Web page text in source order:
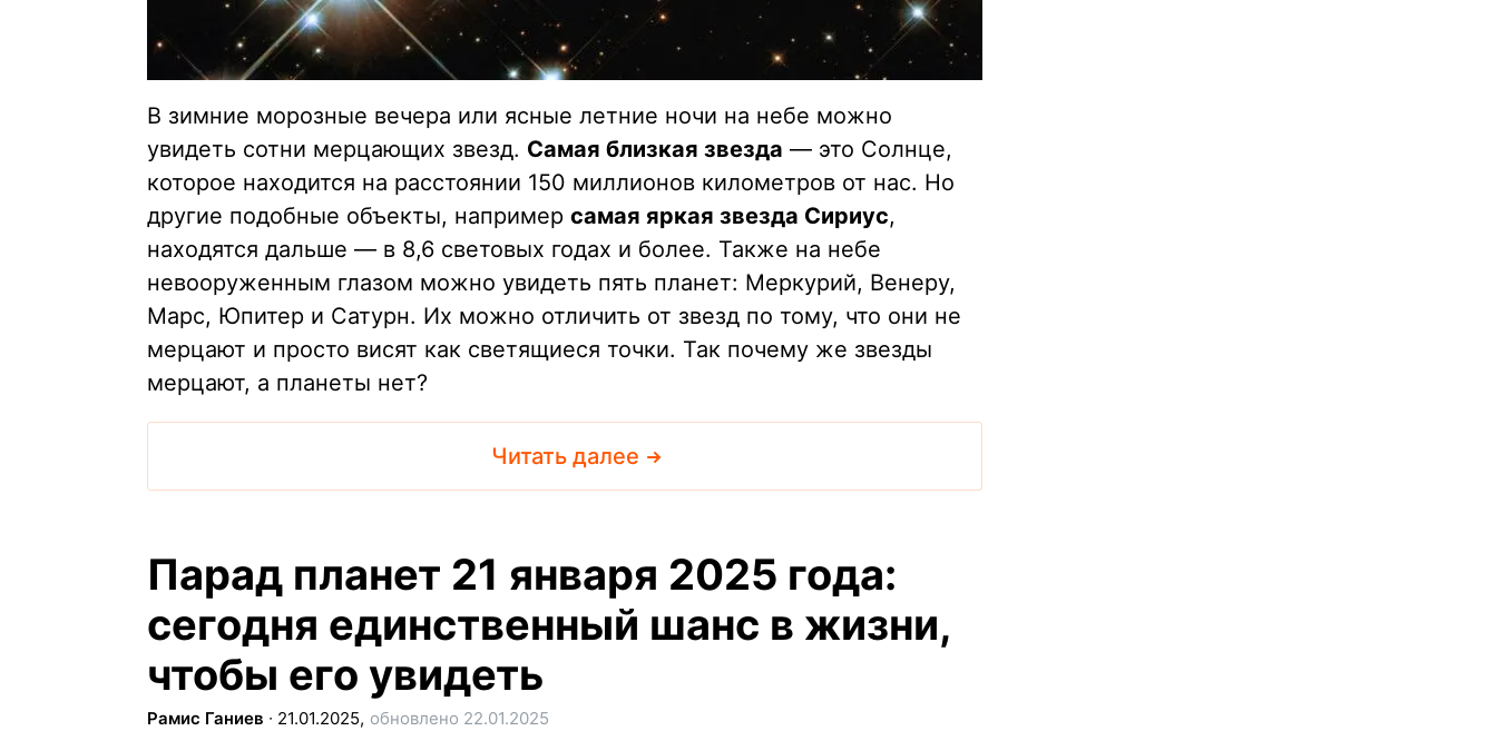
В зимние морозные вечера или ясные летние ночи на небе можно
увидеть сотни мерцающих звезд. Самая близкая звезда — это Солнце,
которое находится на расстоянии 150 миллионов километров от нас. Но
другие подобные объекты, например самая яркая звезда Сириус,
находятся дальше — в 8,6 световых годах и более. Также на небе
невооруженным глазом можно увидеть пять планет: Меркурий, Венеру,
Марс, Юпитер и Сатурн. Их можно отличить от звезд по тому, что они не
мерцают и просто висят как светящиеся точки. Так почему же звезды
мерцают, а планеты нет?
Читать далее
Парад планет 21 января 2025 года:
сегодня единственный шанс в жизни,
чтобы его увидеть
Рамис Ганиев ∙ 21.01.2025, обновлено 22.01.2025